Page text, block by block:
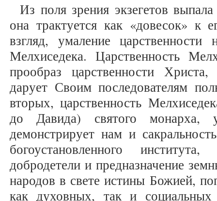
Из поля зрения экзегетов
она трактуется как «довесок»
взгляд, умаление
Мелхиседека. Царственность
прообраз царственности
дарует Своим последователям
вторых, царственность
до Давида) святого монарха,
демонстрирует нам и
богоустановленного
добродетели и предназначение
народов в свете истины Божией,
как духовных, так и